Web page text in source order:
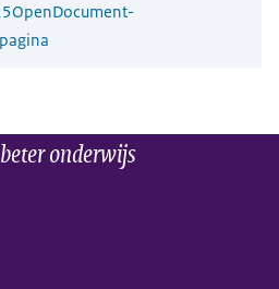
OpenDocument-
onderwijs